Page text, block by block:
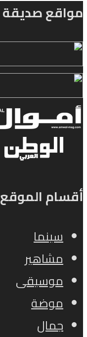
مواقع صديقة
أقسام الموقع
سينما
مشاهير
موسيقى
موضة
جمال